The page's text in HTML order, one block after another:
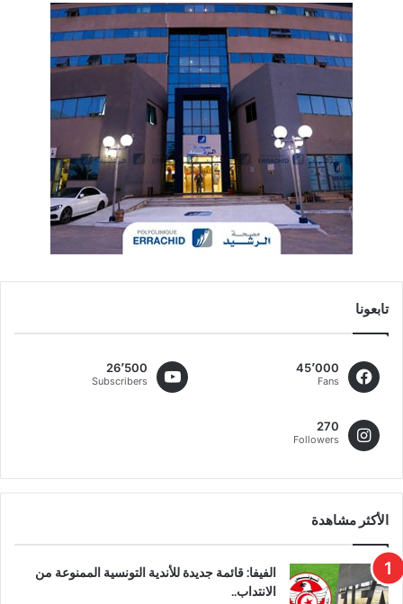
تابعونا
45٬000
Fans
26٬500
Subscribers
270
Followers
الأكثر مشاهدة
الفيفا: قائمة جديدة للأندية التونسية الممنوعة من
الانتداب..